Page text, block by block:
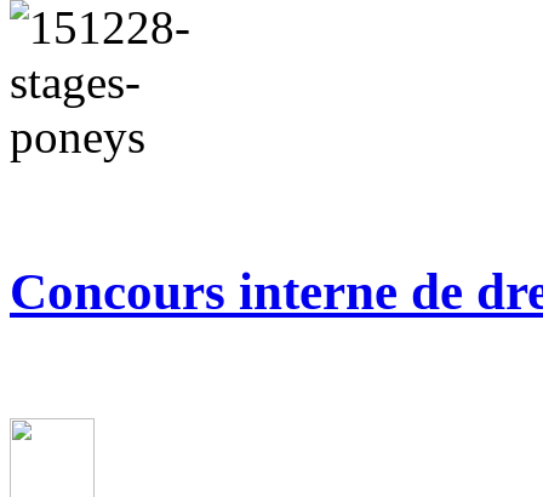
Concours interne de